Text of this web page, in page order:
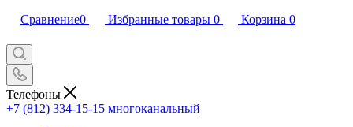
Сравнение0 Избранные товары 0 Корзина 0
Телефоны
+7 (812) 334-15-15 многоканальный